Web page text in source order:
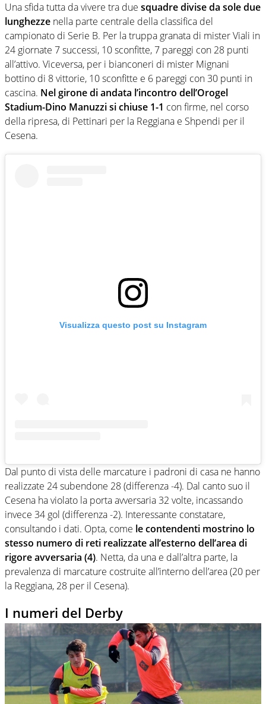
Una sfida tutta da vivere tra due squadre divise da sole due
lunghezze nella parte centrale della classifica del
campionato di Serie B. Per la truppa granata di mister Viali in
24 giornate 7 successi, 10 sconfitte, 7 pareggi con 28 punti
all’attivo. Viceversa, per i bianconeri di mister Mignani
bottino di 8 vittorie, 10 sconfitte e 6 pareggi con 30 punti in
cascina. Nel girone di andata l’incontro dell’Orogel
Stadium-Dino Manuzzi si chiuse 1-1 con firme, nel corso
della ripresa, di Pettinari per la Reggiana e Shpendi per il
Cesena.
Visualizza questo post su Instagram
Dal punto di vista delle marcature i padroni di casa ne hanno
realizzate 24 subendone 28 (differenza -4). Dal canto suo il
Cesena ha violato la porta avversaria 32 volte, incassando
invece 34 gol (differenza -2). Interessante constatare,
consultando i dati. Opta, come le contendenti mostrino lo
stesso numero di reti realizzate all’esterno dell’area di
rigore avversaria (4). Netta, da una e dall’altra parte, la
prevalenza di marcature costruite all’interno dell’area (20 per
la Reggiana, 28 per il Cesena).
I numeri del Derby